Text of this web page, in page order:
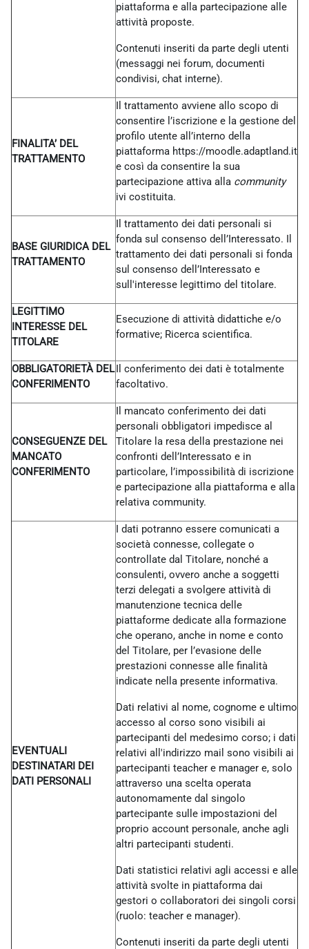
piattaforma e alla partecipazione alle
attività proposte.
Contenuti inseriti da parte degli utenti
(messaggi nei forum, documenti
condivisi, chat interne).
FINALITA’ DEL
TRATTAMENTO
Il trattamento avviene allo scopo di
consentire l’iscrizione e la gestione del
profilo utente all’interno della
piattaforma https://moodle.adaptland.it
e così da consentire la sua
partecipazione attiva alla community
ivi costituita.
BASE GIURIDICA DEL
TRATTAMENTO
Il trattamento dei dati personali si
fonda sul consenso dell’Interessato. Il
trattamento dei dati personali si fonda
sul consenso dell’Interessato e
sull'interesse legittimo del titolare.
LEGITTIMO
INTERESSE DEL
TITOLARE
Esecuzione di attività didattiche e/o
formative; Ricerca scientifica.
OBBLIGATORIETÀ DEL
CONFERIMENTO
Il conferimento dei dati è totalmente
facoltativo.
CONSEGUENZE DEL
MANCATO
CONFERIMENTO
Il mancato conferimento dei dati
personali obbligatori impedisce al
Titolare la resa della prestazione nei
confronti dell’Interessato e in
particolare, l’impossibilità di iscrizione
e partecipazione alla piattaforma e alla
relativa community.
EVENTUALI
DESTINATARI DEI
DATI PERSONALI
I dati potranno essere comunicati a
società connesse, collegate o
controllate dal Titolare, nonché a
consulenti, ovvero anche a soggetti
terzi delegati a svolgere attività di
manutenzione tecnica delle
piattaforme dedicate alla formazione
che operano, anche in nome e conto
del Titolare, per l’evasione delle
prestazioni connesse alle finalità
indicate nella presente informativa.
Dati relativi al nome, cognome e ultimo
accesso al corso sono visibili ai
partecipanti del medesimo corso; i dati
relativi all'indirizzo mail sono visibili ai
partecipanti teacher e manager e, solo
attraverso una scelta operata
autonomamente dal singolo
partecipante sulle impostazioni del
proprio account personale, anche agli
altri partecipanti studenti.
Dati statistici relativi agli accessi e alle
attività svolte in piattaforma dai
gestori o collaboratori dei singoli corsi
(ruolo: teacher e manager).
Contenuti inseriti da parte degli utenti